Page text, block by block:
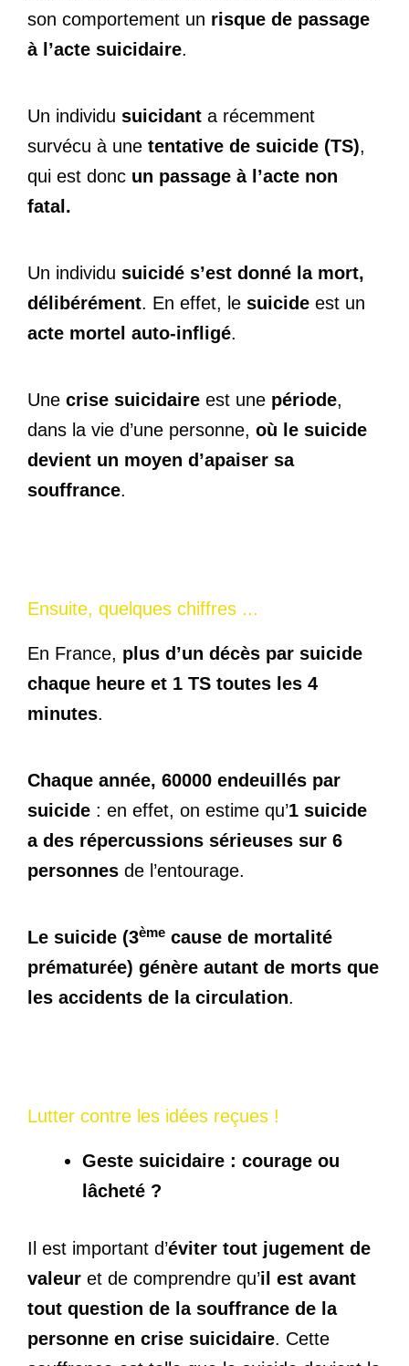
son comportement un risque de passage
à l’acte suicidaire.
Un individu suicidant a récemment
survécu à une tentative de suicide (TS),
qui est donc un passage à l’acte non
fatal.
Un individu suicidé s’est donné la mort,
délibérément. En effet, le suicide est un
acte mortel auto-infligé.
Une crise suicidaire est une période,
dans la vie d’une personne, où le suicide
devient un moyen d’apaiser sa
souffrance.
Ensuite, quelques chiffres ...
En France, plus d’un décès par suicide
chaque heure et 1 TS toutes les 4
minutes.
Chaque année, 60000 endeuillés par
suicide : en effet, on estime qu’1 suicide
a des répercussions sérieuses sur 6
personnes de l’entourage.
Le suicide (3ème cause de mortalité
prématurée) génère autant de morts que
les accidents de la circulation.
Lutter contre les idées reçues !
Geste suicidaire : courage ou
lâcheté ?
Il est important d’éviter tout jugement de
valeur et de comprendre qu’il est avant
tout question de la souffrance de la
personne en crise suicidaire. Cette